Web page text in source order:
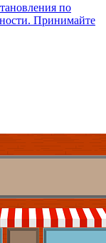
по
Принимайте